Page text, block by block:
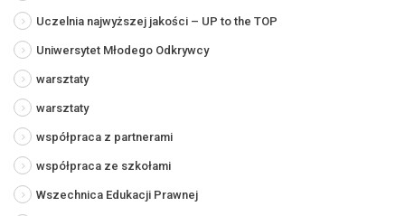
Uczelnia najwyższej jakości – UP to the TOP
Uniwersytet Młodego Odkrywcy
warsztaty
warsztaty
współpraca z partnerami
współpraca ze szkołami
Wszechnica Edukacji Prawnej